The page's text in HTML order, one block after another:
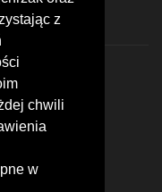
z
chwili
w